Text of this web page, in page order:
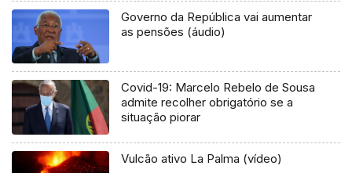
Governo da República vai aumentar
as pensões (áudio)
Covid-19: Marcelo Rebelo de Sousa
admite recolher obrigatório se a
situação piorar
Vulcão ativo La Palma (vídeo)